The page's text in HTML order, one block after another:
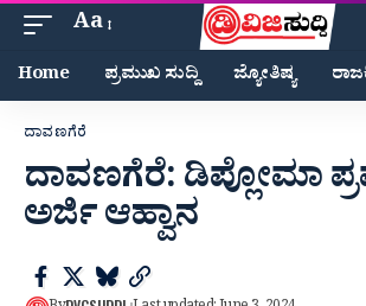
Aa
Home ಪ್ರಮುಖ ಸುದ್ದಿ ಜ್ಯೋತಿಷ್ಯ
ದಾವಣಗೆರೆ
ದಾವಣಗೆರೆ: ಡಿಪ್ಲೋಮಾ
ಅರ್ಜಿ ಆಹ್ವಾನ